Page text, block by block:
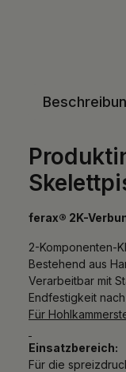
ferax® 2K-
2-Komponenten-
Bestehend aus
Verarbeitbar mit
Endfestigkeit
Für
Einsatzbereich:
Für die